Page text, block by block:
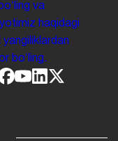
va
haqidagi
yangiliklardan
boʻling.